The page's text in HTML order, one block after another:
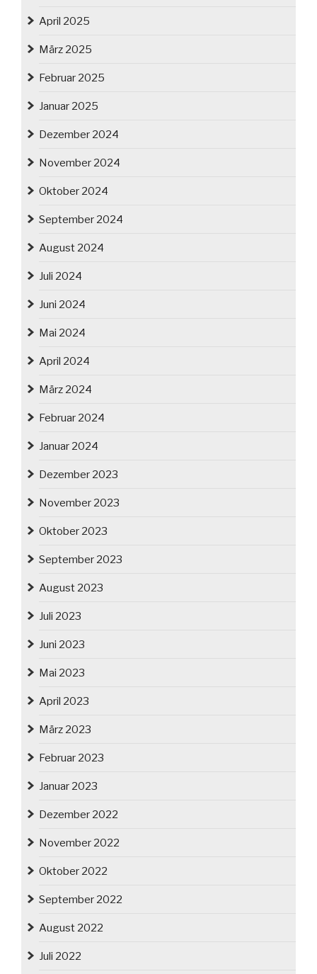
April 2025
März 2025
Februar 2025
Januar 2025
Dezember 2024
November 2024
Oktober 2024
September 2024
August 2024
Juli 2024
Juni 2024
Mai 2024
April 2024
März 2024
Februar 2024
Januar 2024
Dezember 2023
November 2023
Oktober 2023
September 2023
August 2023
Juli 2023
Juni 2023
Mai 2023
April 2023
März 2023
Februar 2023
Januar 2023
Dezember 2022
November 2022
Oktober 2022
September 2022
August 2022
Juli 2022